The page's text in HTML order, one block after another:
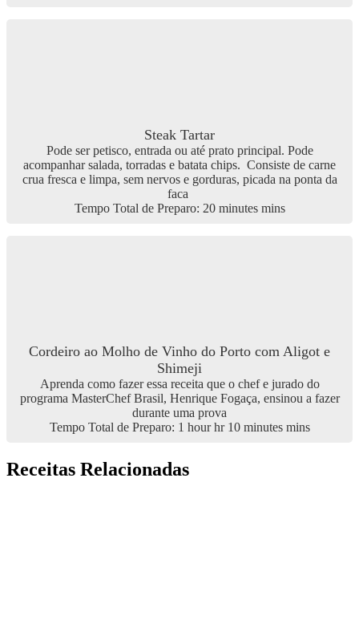
Steak Tartar
Pode ser petisco, entrada ou até prato principal. Pode
acompanhar salada, torradas e batata chips. Consiste de carne
crua fresca e limpa, sem nervos e gorduras, picada na ponta da
faca
Tempo Total de Preparo: 20minutes mins
Cordeiro ao Molho de Vinho do Porto com Aligot e
Shimeji
Aprenda como fazer essa receita que o chef e jurado do
programa MasterChef Brasil, Henrique Fogaça, ensinou a fazer
durante uma prova
Tempo Total de Preparo: 1 hour hr 10minutes mins
Receitas Relacionadas